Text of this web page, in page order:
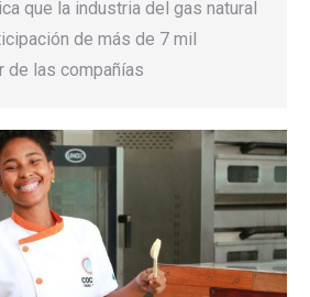
que la industria del gas natural
de más de 7 mil
de las compañías